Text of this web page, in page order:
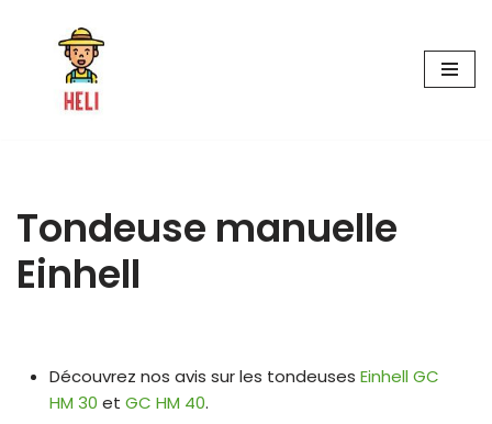
contenu
Tondeuse manuelle
Einhell
Découvrez nos avis sur les tondeuses Einhell GC
HM 30 et GC HM 40.